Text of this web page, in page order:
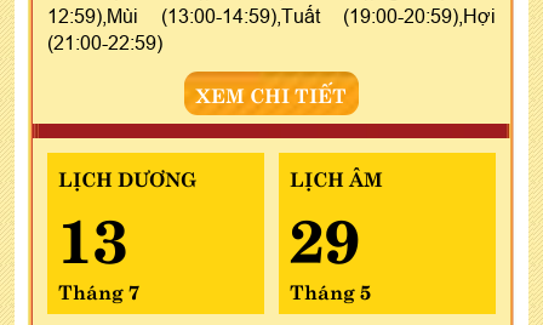
12:59),Mùi (13:00-14:59),Tuất (19:00-20:59),Hợi
(21:00-22:59)
XEM CHI TIẾT
LỊCH DƯƠNG
13
Tháng 7
LỊCH ÂM
29
Tháng 5